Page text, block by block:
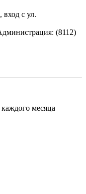
вход с ул.
(8112)
месяца